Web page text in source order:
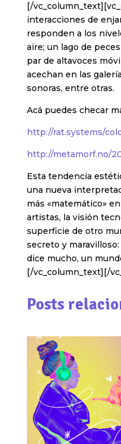
[/
interacciones de
responden a los
aire; un lago de
par de altavoces
acechan en las
sonoras, entre otras.
Acá puedes checar
http://rat.systems/
http://metamorf.no/
Esta tendencia
una nueva
más «matemático»
artistas, la visión
superficie de otro
secreto y
dice mucho, un
[/vc_column_text][/
Posts